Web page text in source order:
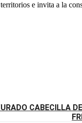
e invita a la
CABECILLA